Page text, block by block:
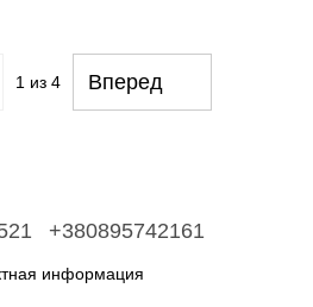
1из 4 Вперед
+380895742161
информация